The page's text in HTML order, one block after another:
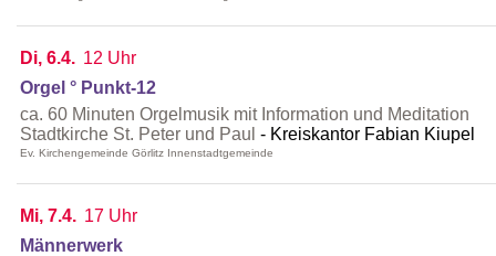
Di, 6.4. 12 Uhr
Orgel ° Punkt-12
ca. 60 Minuten Orgelmusik mit Information und Meditation
Stadtkirche St. Peter und Paul
Kreiskantor Fabian Kiupel
Ev. Kirchengemeinde Görlitz Innenstadtgemeinde
Mi, 7.4. 17 Uhr
Männerwerk